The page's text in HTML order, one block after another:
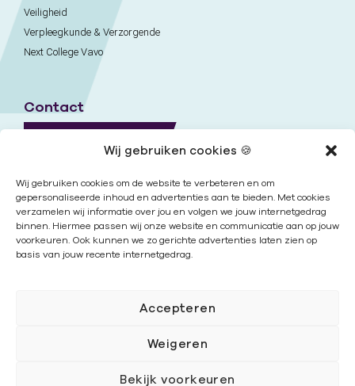
Wij gebruiken cookies 🍪
Wij gebruiken cookies om de website te verbeteren en om
gepersonaliseerde inhoud en advertenties aan te bieden. Met cookies
verzamelen wij informatie over jou en volgen we jouw internetgedrag
binnen. Hiermee passen wij onze website en communicatie aan op jouw
voorkeuren. Ook kunnen we zo gerichte advertenties laten zien op
basis van jouw recente internetgedrag.
Accepteren
Weigeren
Bekijk voorkeuren
Veiligheid
Verpleegkunde & Verzorgende
Next College Vavo
Contact
Nieuwsbrief